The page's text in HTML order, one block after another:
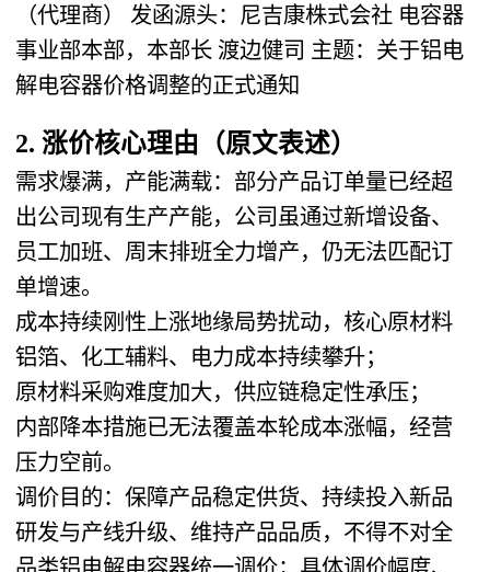
（代理商）
发函源头： 尼吉康株式会社 电容器
事业部本部，本部长 渡边健司 主题： 关于铝电
解电容器价格调整的正式通知
2. 涨价核心理由（原文表述）
需求爆满，产能满载：部分产品订单量已经超
出公司现有生产产能，公司虽通过新增设备、
员工加班、周末排班全力增产，仍无法匹配订
单增速。
成本持续刚性上涨地缘局势扰动，核心原材料
铝箔、化工辅料、电力成本持续攀升；
原材料采购难度加大，供应链稳定性承压；
内部降本措施已无法覆盖本轮成本涨幅，经营
压力空前。
调价目的：保障产品稳定供货、持续投入新品
研发与产线升级、维持产品品质，不得不对全